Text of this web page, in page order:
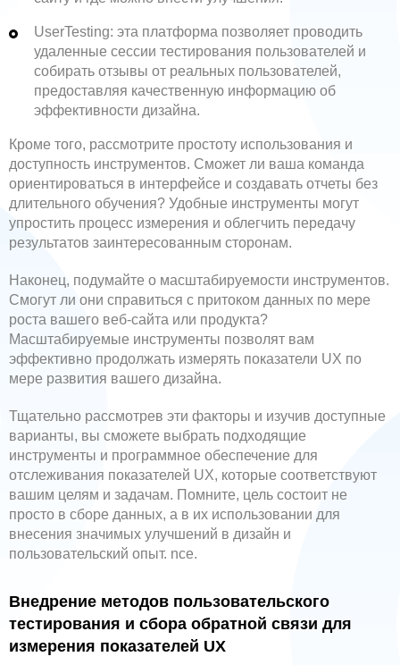
UserTesting: эта платформа позволяет проводить
удаленные сессии тестирования пользователей и
собирать отзывы от реальных пользователей,
предоставляя качественную информацию об
эффективности дизайна.
Кроме того, рассмотрите простоту использования и
доступность инструментов. Сможет ли ваша команда
ориентироваться в интерфейсе и создавать отчеты без
длительного обучения? Удобные инструменты могут
упростить процесс измерения и облегчить передачу
результатов заинтересованным сторонам.
Наконец, подумайте о масштабируемости инструментов.
Смогут ли они справиться с притоком данных по мере
роста вашего веб-сайта или продукта?
Масштабируемые инструменты позволят вам
эффективно продолжать измерять показатели UX по
мере развития вашего дизайна.
Тщательно рассмотрев эти факторы и изучив доступные
варианты, вы сможете выбрать подходящие
инструменты и программное обеспечение для
отслеживания показателей UX, которые соответствуют
вашим целям и задачам. Помните, цель состоит не
просто в сборе данных, а в их использовании для
внесения значимых улучшений в дизайн и
пользовательский опыт. nce.
Внедрение методов пользовательского
тестирования и сбора обратной связи для
измерения показателей UX